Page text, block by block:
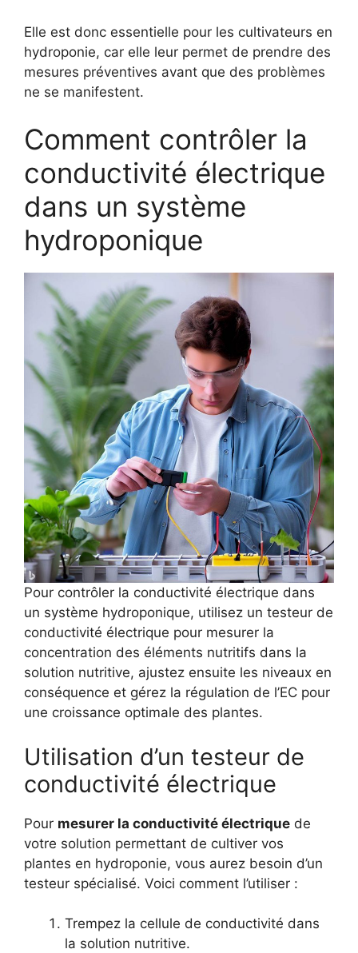
Elle est donc essentielle pour les cultivateurs en
hydroponie, car elle leur permet de prendre des
mesures préventives avant que des problèmes
ne se manifestent.
Comment contrôler la
conductivité électrique
dans un système
hydroponique
Pour contrôler la conductivité électrique dans
un système hydroponique, utilisez un testeur de
conductivité électrique pour mesurer la
concentration des éléments nutritifs dans la
solution nutritive, ajustez ensuite les niveaux en
conséquence et gérez la régulation de l’EC pour
une croissance optimale des plantes.
Utilisation d’un testeur de
conductivité électrique
Pour mesurer la conductivité électrique de
votre solution permettant de cultiver vos
plantes en hydroponie, vous aurez besoin d’un
testeur spécialisé. Voici comment l’utiliser :
Trempez la cellule de conductivité dans
la solution nutritive.